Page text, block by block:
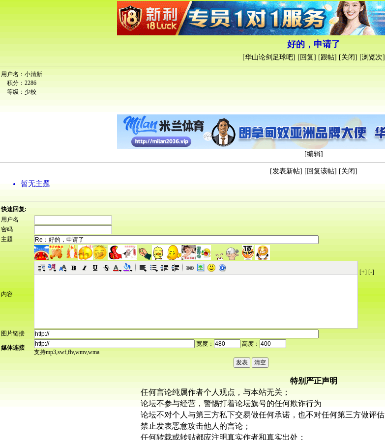
好的，申请了
[华山论剑足球吧] [回复] [跟帖] [关闭] [浏览次]
用户名： 小清新
积分： 2286
等级： 少校
[编辑]
[发表新帖] [ 回复该帖] [关闭]
暂无主题
快速回复:
用户名
密码
主题
内容
[+] [-]
图片链接
媒体连接
宽度：
高度：
支持mp3,swf,flv,wmv,wma
特别严正声明
任何言论纯属作者个人观点，与本站无关；
论坛不参与经营，警惕打着论坛旗号的任何欺诈行为
论坛不对个人与第三方私下交易做任何承诺，也不对任何第三方做评估
禁止发表恶意攻击他人的言论；
任何转载或转贴都应注明真实作者和真实出处；